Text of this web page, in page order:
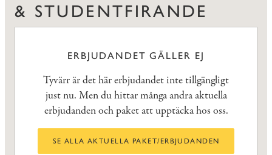
& STUDENTFIRANDE
ERBJUDANDET GÄLLER EJ
Tyvärr är det här erbjudandet inte tillgängligt
just nu. Men du hittar många andra aktuella
erbjudanden och paket att upptäcka hos oss.
SE ALLA AKTUELLA PAKET/ERBJUDANDEN